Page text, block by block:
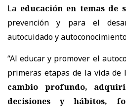
La educación en temas de
prevención y para el
autocuidado y
“Al educar y promover el
primeras etapas de la vida de
cambio profundo,
decisiones y hábitos,